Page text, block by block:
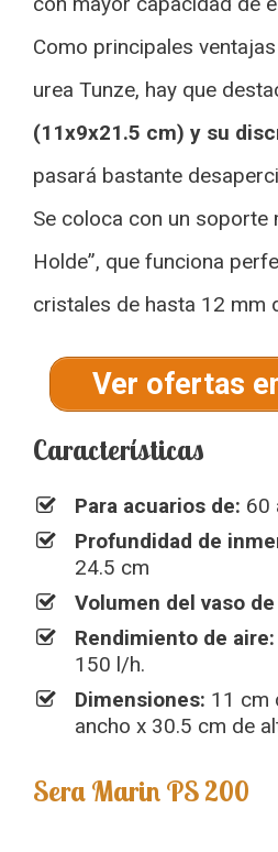
Como principales
urea Tunze, hay que
(11x9x21.5 cm) y su
pasará bastante
Se coloca con un soporte
Holde”, que funciona
cristales de hasta 12 mm
Ver ofertas
Características
Para acuarios de: 60
Profundidad de
24.5 cm
Volumen del vaso
Rendimiento de aire:
150 l/h.
Dimensiones: 11 cm
ancho x 30.5 cm de
Sera Marin PS 200